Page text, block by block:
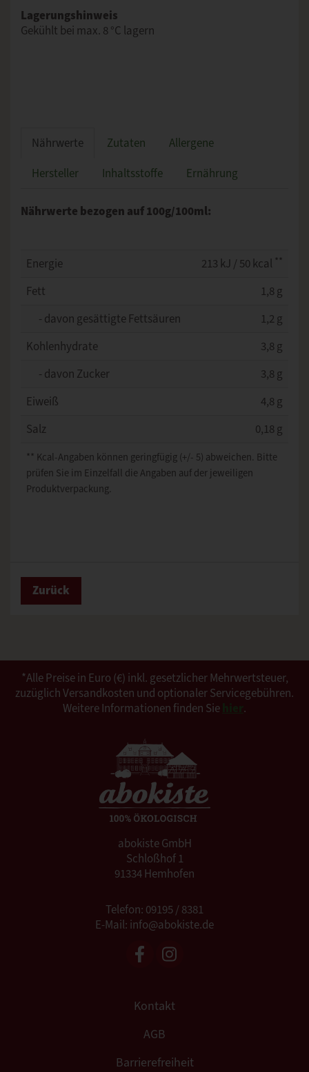
Lagerungshinweis
Gekühlt bei max. 8 °C lagern
Nährwerte Zutaten
Allergene
Hersteller
Inhaltsstoffe Ernährung
Nährwerte bezogen auf 100g/100ml:
Energie 213 kJ / 50 kcal **
Fett
1,8 g
- davon gesättigte Fettsäuren
1,2 g
Kohlenhydrate
3,8 g
- davon Zucker
3,8 g
Eiweiß
4,8 g
Salz
0,18 g
** Kcal-Angaben können geringfügig (+/- 5) abweichen. Bitte
prüfen Sie im Einzelfall die Angaben auf der jeweiligen
Produktverpackung.
Zurück
*Alle Preise in Euro (€) inkl. gesetzlicher Mehrwertsteuer,
zuzüglich Versandkosten und optionaler Servicegebühren.
Weitere Informationen finden Sie
.
abokiste GmbH
Schloßhof 1
91334 Hemhofen
Telefon: 09195 / 8381
E-Mail: info@abokiste.de
Kontakt
AGB
Barrierefreiheit